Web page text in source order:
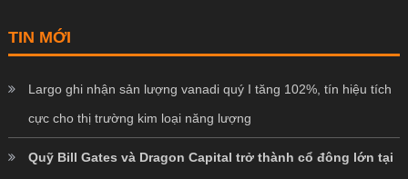
TIN MỚI
Largo ghi nhận sản lượng vanadi quý I tăng 102%, tín hiệu tích
cực cho thị trường kim loại năng lượng
Quỹ Bill Gates và Dragon Capital trở thành cổ đông lớn tại